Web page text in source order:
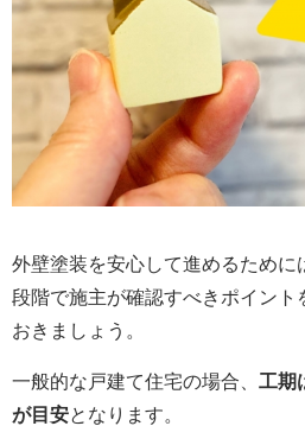
外壁塗装を安心して進めるために
段階で施主が確認すべきポイント
おきましょう。
一般的な戸建て住宅の場合、 工期
が目安となります。